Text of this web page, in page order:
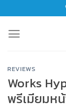
content
REVIEWS
Works
พรีเมียมห